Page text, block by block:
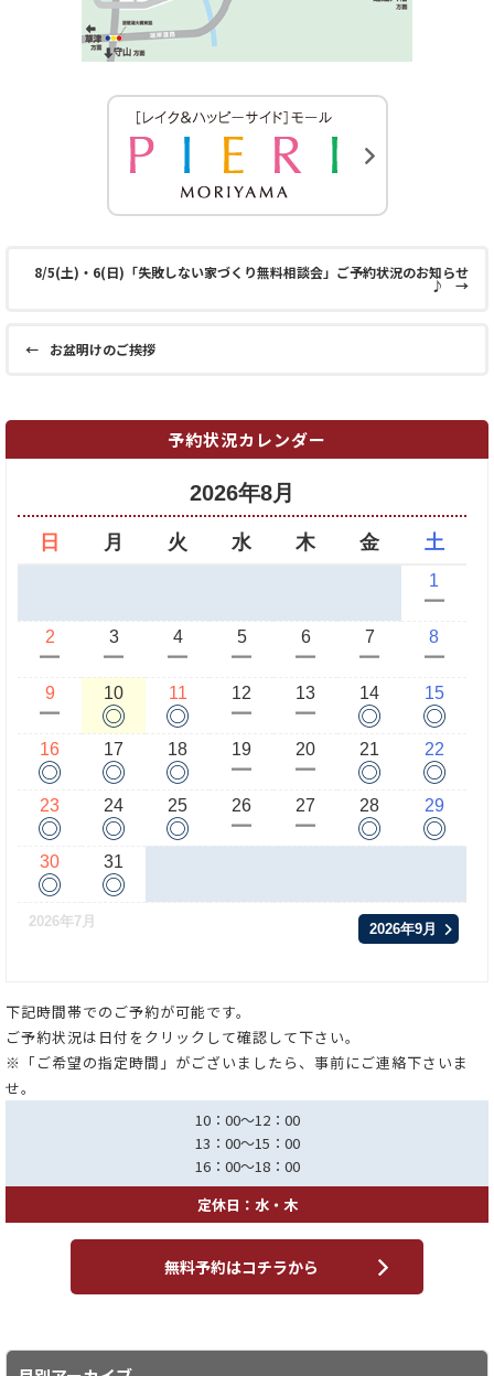
8/5(土)・6(日)「失敗しない家づくり無料相談会」ご予約状況のお知らせ
♪ →
← お盆明けのご挨拶
予約状況カレンダー
2026年8月
日 月 火 水 木 金 土
1
ー
2
ー
3
ー
4
ー
5
ー
6
ー
7
ー
8
ー
9
ー
10
◎
11
◎
12
ー
13
ー
14
◎
15
◎
16
◎
17
◎
18
◎
19
ー
20
ー
21
◎
22
◎
23
◎
24
◎
25
◎
26
ー
27
ー
28
◎
29
◎
30
◎
31
◎
2026年7月 2026年9月
下記時間帯でのご予約が可能です。
ご予約状況は日付をクリックして確認して下さい。
※「ご希望の指定時間」がございましたら、事前にご連絡下さいま
せ。
10：00～12：00
13：00～15：00
16：00～18：00
定休日：水・木
無料予約はコチラから